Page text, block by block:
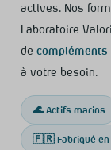
actives. Nos
Laboratoire
de
à votre besoin.
🌊 Actifs marins
🇫🇷 Fabriqué en